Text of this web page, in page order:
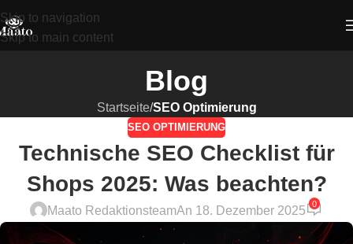
Skip to navigation
Skip to main content
Blog
Startseite/SEO Optimierung
SEO OPTIMIERUNG
Technische SEO Checklist für
Shops 2025: Was beachten?
Maato RedaktionsteamAn 18. Dezember 2025
0